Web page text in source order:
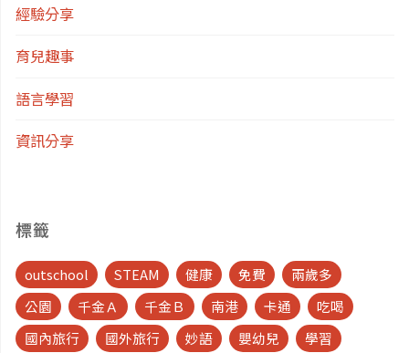
復
原
經驗分享
育兒趣事
語言學習
資訊分享
標籤
outschool STEAM 健康 免費
兩歲多
公園
千金Ａ 千金Ｂ 南港 卡通
吃喝
國內旅行
國外旅行 妙語 嬰幼兒
學習